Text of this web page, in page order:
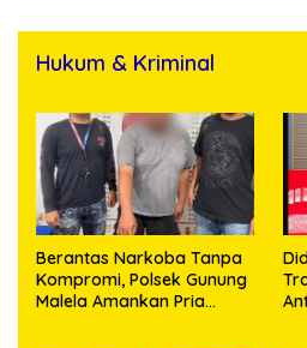
Hukum & Kriminal
Berantas Narkoba Tanpa
Kompromi, Polsek Gunung
Malela Amankan Pria